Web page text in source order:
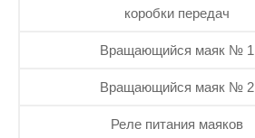
коробки передач
Вращающийся маяк № 1
Вращающийся маяк № 2
Реле питания маяков